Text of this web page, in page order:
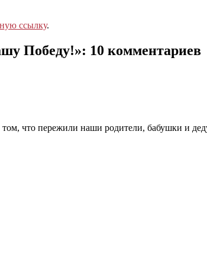
ссылку.
Победу!»: 10 комментариев
том, что пережили наши родители, бабушки и